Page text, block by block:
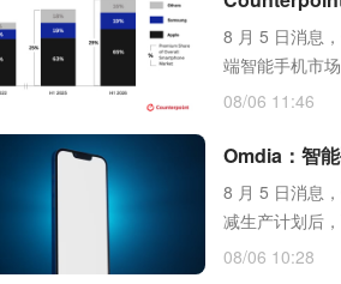
8 月 5 日消息
端智能手机市
08/06 11:46
Omdia：智
8 月 5 日消息
减生产计划后
08/06 10:28